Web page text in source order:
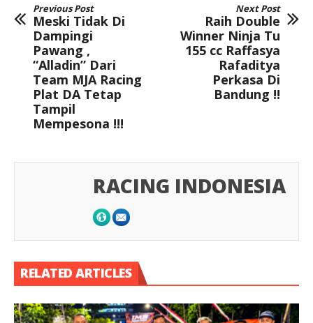
Previous Post
Meski Tidak Di
Dampingi
Pawang ,
“Alladin” Dari
Team MJA Racing
Plat DA Tetap
Tampil
Mempesona !!!
Next Post
Raih Double
Winner Ninja Tu
155 cc Raffasya
Rafaditya
Perkasa Di
Bandung !!
RACING INDONESIA
RELATED ARTICLES